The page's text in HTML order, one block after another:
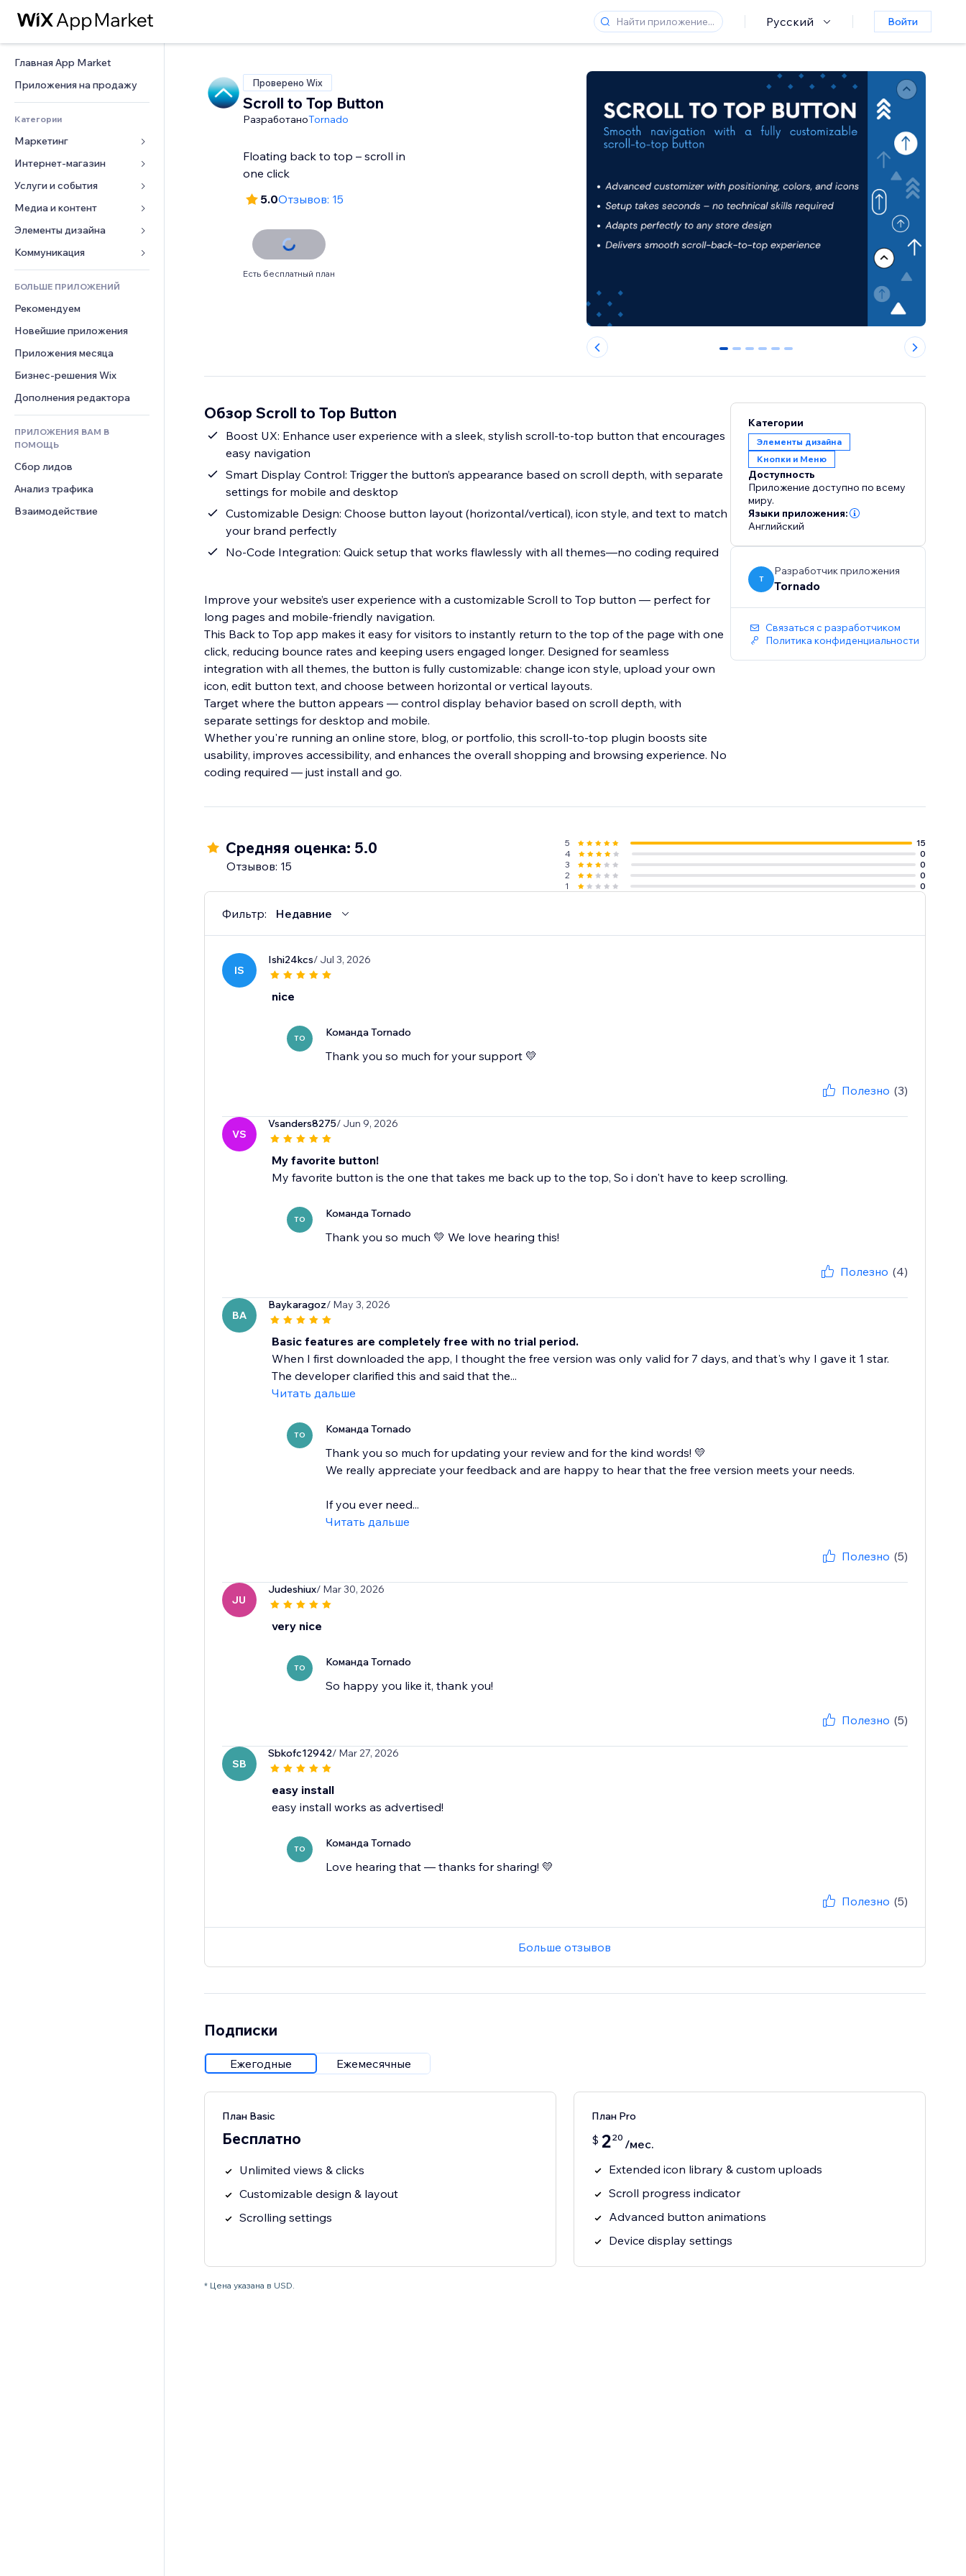
Русский Войти
Главная App Market
Приложения на продажу
Категории
Маркетинг
Реклама
Моб. версия
Веб-аналитика
Списки сайтов
Эл. почта
Интернет-магазин
Приложения для магазинов
Доставка
Кнопки продаж
Бухгалтерский учет
Купоны и лояльность
Складские услуги
Еда и напитки
Услуги и события
Отели
События
Рестораны
Недвижимость
Онлайн-запись
Медиа и контент
Галерея
Музыка
Подкасты
Фотография
Видео
PDF
Обмен файлами
Новости
Элементы дизайна
Карты и навигация
Конфиденциальность и
безопасность
Часы
Баннеры и значки
Калькуляторы
Погода
Графики и таблицы
Формы
Опросы
Чат
Комментарии
Телефон
Сообщество
Отзывы и комментарии
Управление отношениями с
клиентом (CRM)
БОЛЬШЕ ПРИЛОЖЕНИЙ
Рекомендуем
Новейшие приложения
Приложения месяца
Бизнес-решения Wix
Дополнения редактора
ПРИЛОЖЕНИЯ ВАМ В
ПОМОЩЬ
Сбор лидов
Анализ трафика
Взаимодействие
Проверено Wix
Scroll to Top Button
РазработаноTornado
Floating back to top – scroll in
one click
5.0Отзывов: 15
Есть бесплатный план
0 1 2 3 4 5
Обзор Scroll to Top Button
Boost UX: Enhance user experience with a sleek, stylish scroll-to-top button that encourages
easy navigation
Smart Display Control: Trigger the button’s appearance based on scroll depth, with separate
settings for mobile and desktop
Customizable Design: Choose button layout (horizontal/vertical), icon style, and text to match
your brand perfectly
No-Code Integration: Quick setup that works flawlessly with all themes—no coding required
Improve your website’s user experience with a customizable Scroll to Top button — perfect for
long pages and mobile-friendly navigation.
This Back to Top app makes it easy for visitors to instantly return to the top of the page with one
click, reducing bounce rates and keeping users engaged longer. Designed for seamless
integration with all themes, the button is fully customizable: change icon style, upload your own
icon, edit button text, and choose between horizontal or vertical layouts.
Target where the button appears — control display behavior based on scroll depth, with
separate settings for desktop and mobile.
Whether you're running an online store, blog, or portfolio, this scroll-to-top plugin boosts site
usability, improves accessibility, and enhances the overall shopping and browsing experience. No
coding required — just install and go.
Категории
Элементы дизайна
Кнопки и Меню
Доступность
Приложение доступно по всему
миру.
Языки приложения:
Английский
T
Разработчик приложения
Tornado
Связаться с разработчиком
Политика конфиденциальности
Средняя оценка: 5.0
Отзывов: 15
5
15
4
0
3
0
2
0
1
0
Фильтр: Недавние
IS
Ishi24kcs/ Jul 3, 2026
nice
TO Команда Tornado
Thank you so much for your support 💛
Полезно (3)
VS
Vsanders8275/ Jun 9, 2026
My favorite button!
My favorite button is the one that takes me back up to the top, So i don't have to keep scrolling.
TO Команда Tornado
Thank you so much 💛 We love hearing this!
Полезно (4)
BA
Baykaragoz/ May 3, 2026
Basic features are completely free with no trial period.
When I first downloaded the app, I thought the free version was only valid for 7 days, and that's why I gave it 1 star.
The developer clarified this and said that the...
Читать дальше
TO Команда Tornado
Thank you so much for updating your review and for the kind words! 💛
We really appreciate your feedback and are happy to hear that the free version meets your needs.
If you ever need...
Читать дальше
Полезно (5)
JU
Judeshiux/ Mar 30, 2026
very nice
TO Команда Tornado
So happy you like it, thank you!
Полезно (5)
SB
Sbkofc12942/ Mar 27, 2026
easy install
easy install works as advertised!
TO Команда Tornado
Love hearing that — thanks for sharing! 💛
Полезно (5)
Больше отзывов
Подписки
Ежегодные Ежемесячные
План Basic
Бесплатно
Unlimited views & clicks
Customizable design & layout
Scrolling settings
План Pro
$ 220 /мес.
Extended icon library & custom uploads
Scroll progress indicator
Advanced button animations
Device display settings
* Цена указана в USD.